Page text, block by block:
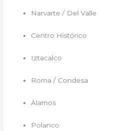
Narvarte / Del Valle
Centro Histórico
Iztacalco
Roma / Condesa
Álamos
Polanco